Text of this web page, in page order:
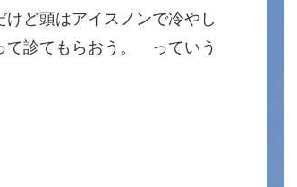
ど頭はアイスノンで冷やし
て診てもらおう。 っていう